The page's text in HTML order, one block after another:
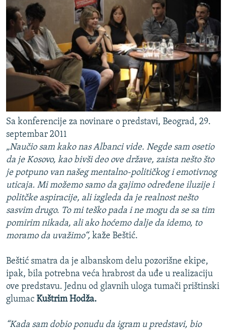
Sa konferencije za novinare o predstavi, Beograd, 29.
septembar 2011
„Naučio sam kako nas Albanci vide. Negde sam osetio
da je Kosovo, kao bivši deo ove države, zaista nešto što
je potpuno van našeg mentalno-političkog i emotivnog
uticaja. Mi možemo samo da gajimo određene iluzije i
politčke aspiracije, ali izgleda da je realnost nešto
sasvim drugo. To mi teško pada i ne mogu da se sa tim
pomirim nikada, ali ako hoćemo dalje da idemo, to
moramo da uvažimo“, kaže Beštić.
Beštić smatra da je albanskom delu pozorišne ekipe,
ipak, bila potrebna veća hrabrost da uđe u realizaciju
ove predstavu. Jednu od glavnih uloga tumači prištinski
glumac Kuštrim Hodža.
“Kada sam dobio ponudu da igram u predstavi, bio